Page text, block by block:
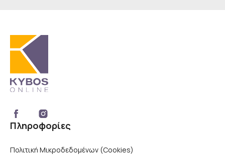
Πληροφορίες
Πολιτική Μικροδεδομένων (Cookies)